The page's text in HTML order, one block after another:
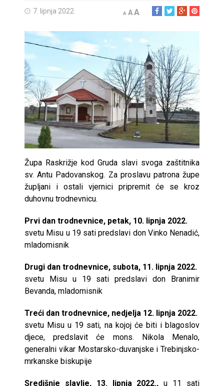
7. lipnja 2022. A AA
Župa Raskrižje kod Gruda slavi svoga zaštitnika
sv. Antu Padovanskog. Za proslavu patrona župe
župljani i ostali vjernici pripremit će se kroz
duhovnu trodnevnicu.
Prvi dan trodnevnice, petak, 10. lipnja 2022.
svetu Misu u 19 sati predslavi don Vinko Nenadić,
mladomisnik
Drugi dan trodnevnice, subota, 11. lipnja 2022.
svetu Misu u 19 sati predslavi don Branimir
Bevanda, mladomisnik
Treći dan trodnevnice, nedjelja 12. lipnja 2022.
svetu Misu u 19 sati, na kojoj će biti i blagoslov
djece, predslavit će mons. Nikola Menalo,
generalni vikar Mostarsko-duvanjske i Trebinjsko-
mrkanske biskupije
Središnje slavlje, 13. lipnja 2022., u 11 sati